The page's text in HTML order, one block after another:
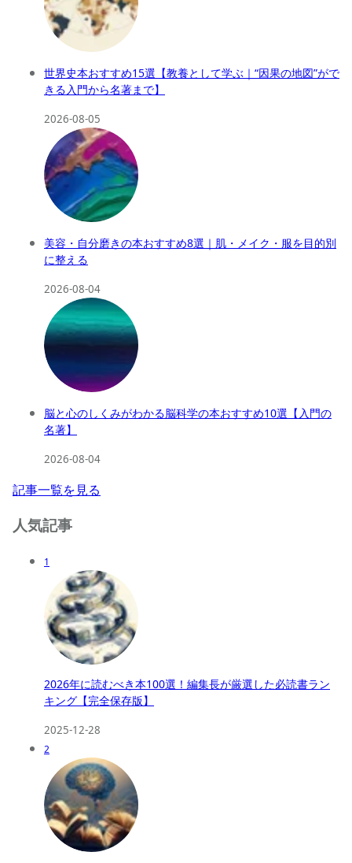
世界史本おすすめ15選【教養として学ぶ｜“因果の地図”がで
きる入門から名著まで】
2026-08-05
美容・自分磨きの本おすすめ8選｜肌・メイク・服を目的別
に整える
2026-08-04
脳と心のしくみがわかる脳科学の本おすすめ10選【入門の
名著】
2026-08-04
記事一覧を見る
人気記事
1
2026年に読むべき本100選！編集長が厳選した必読書ラン
キング【完全保存版】
2025-12-28
2